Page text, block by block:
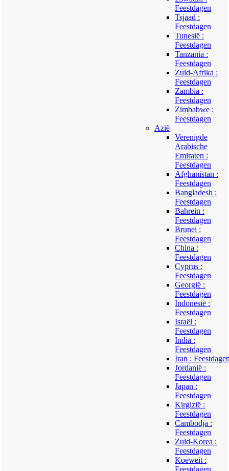
Feestdagen
Tsjaad :
Feestdagen
Tunesië :
Feestdagen
Tanzania :
Feestdagen
Zuid-Afrika :
Feestdagen
Zambia :
Feestdagen
Zimbabwe :
Feestdagen
Azië
Verenigde
Arabische
Emiraten :
Feestdagen
Afghanistan :
Feestdagen
Bangladesh :
Feestdagen
Bahrein :
Feestdagen
Brunei :
Feestdagen
China :
Feestdagen
Cyprus :
Feestdagen
Georgië :
Feestdagen
Indonesië :
Feestdagen
Israël :
Feestdagen
India :
Feestdagen
Iran :
Jordanië :
Feestdagen
Japan :
Feestdagen
Kirgizië :
Feestdagen
Cambodja :
Feestdagen
Zuid-Korea :
Feestdagen
Koeweit :
Feestdagen